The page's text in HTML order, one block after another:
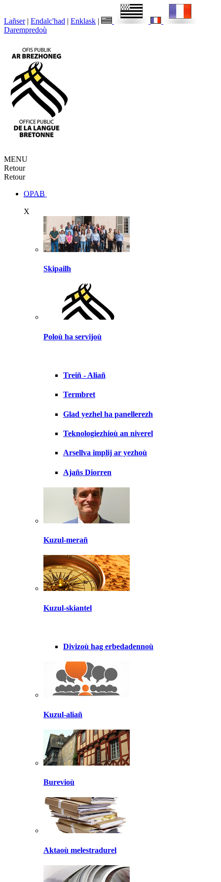
Lañser | Endalc'had | Enklask |
Darempredoù
MENU
Retour
Retour
OPAB
X
Skipailh
Poloù ha servijoù
Treiñ - Aliañ
Termbret
Glad yezhel ha panellerezh
Teknologiezhioù an niverel
Arsellva implij ar yezhoù
Ajañs Diorren
Kuzul-merañ
Kuzul-skiantel
Divizoù hag erbedadennoù
Kuzul-aliañ
Burevioù
Aktaoù melestradurel